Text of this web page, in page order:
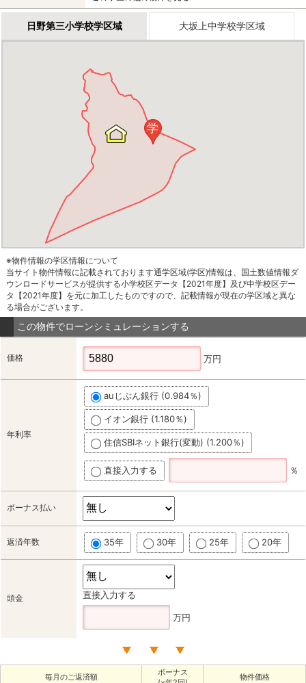
日野第三小学校学区域 大坂上中学校学区域
学
※物件情報の学区情報について
当サイト物件情報に記載されております通学区域(学区)情報は、国土数値情報ダ
ウンロードサービスが提供する小学校区データ【2021年度】及び中学校区デー
タ【2021年度】を元に加工したものですので、記載情報が現在の学区域と異な
る場合がございます。
この物件でローンシミュレーションする
価格 万円
年利率
auじぶん銀行 (0.984％)
イオン銀行 (1.180％)
住信SBIネット銀行(変動) (1.200％)
直接入力する ％
ボーナス払い
返済年数 35年 30年 25年 20年
頭金 直接入力する
万円
毎月のご返済額
ボーナス
物件価格